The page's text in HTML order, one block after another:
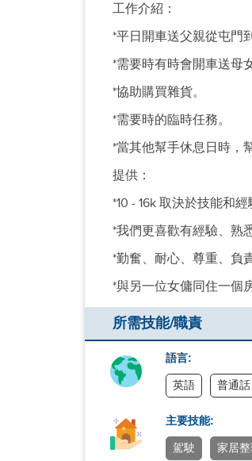
工作介紹：
*平日開車送父親從屯門
*需要時有時會開車送母
*協助購買雜貨。
*需要時的臨時任務。
*當其他幫手休息日時，
提供：
*10 - 16k 取決於技能和經
*我們更喜歡有經驗、熟
*勤奮、耐心、尊重、負
*與另一位女傭同住一個
所需技能/職責
語言:
英語 普通話
主要技能:
駕駛 家居整